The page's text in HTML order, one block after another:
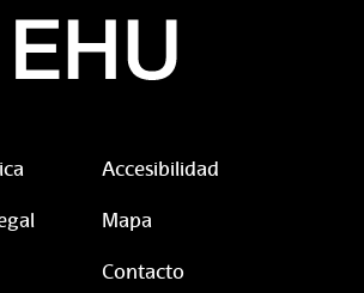
Accesibilidad
Mapa
Contacto